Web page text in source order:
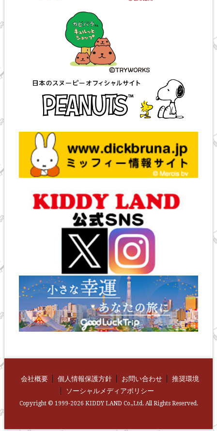
会社概要 個人情報保護方針 お問い合わせ
推奨環境
ソーシャルメディアポリシー
Copyright © 1999-2026 KIDDY LAND Co.,Ltd. All Rights Reserved.